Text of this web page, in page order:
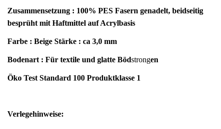
Zusammensetzung : 100% PES Fasern genadelt, beidseitig
besprüht mit Haftmittel auf Acrylbasis
Farbe : Beige Stärke : ca 3,0 mm
Bodenart : Für textile und glatte Bödstrongen
Öko Test Standard 100 Produktklasse 1
Verlegehinweise: